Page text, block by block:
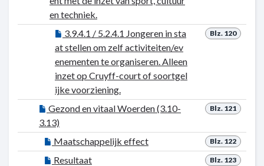
en techniek.
Blz. 120
3.9.4.1 / 5.2.4.1 Jongeren in sta
at stellen om zelf activiteiten/ev
enementen te organiseren. Alleen
inzet op Cruyff-court of soortgel
ijke voorziening.
Blz. 121
Gezond en vitaal Woerden (3.10-
3.13)
Blz. 122
Maatschappelijk effect
Blz. 123
Resultaat